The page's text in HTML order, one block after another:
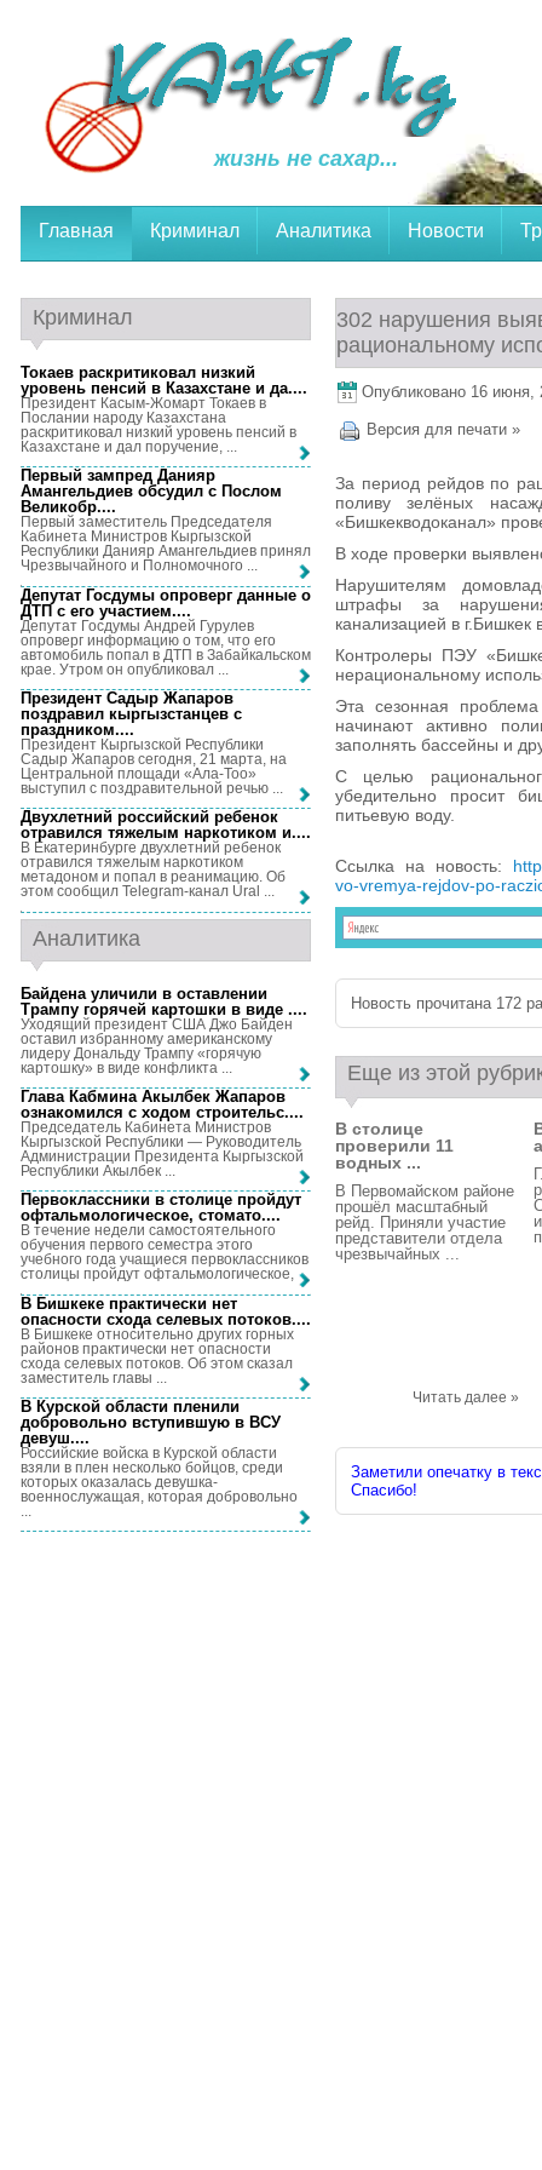
жизнь не сахар...
Главная Криминал Аналитика Новости
302 нарушения
рациональному
Опубликовано 16 июня,
Версия для печати »
За период рейдов по
поливу зелёных
«Бишкекводоканал»
В ходе проверки
Нарушителям
штрафы за
канализацией в
Контролеры ПЭУ
нерациональному
Эта сезонная
начинают активно
заполнять бассейны и
С целью
убедительно просит
питьевую воду.
Ссылка на новость:
vo-vremya-rejdov-po-
Новость прочитана 172
Еще из этой
В столице
проверили 11
водных ...
В Первомайском районе
прошёл масштабный
рейд. Приняли участие
представители отдела
чрезвычайных ...
Читать далее »
Заметили опечатку в
Спасибо!
Криминал
Токаев раскритиковал низкий
уровень пенсий в Казахстане и да....
Президент Касым-Жомарт Токаев в
Послании народу Казахстана
раскритиковал низкий уровень пенсий в
Казахстане и дал поручение, ...
Первый зампред Данияр
Амангельдиев обсудил с Послом
Великобр....
Первый заместитель Председателя
Кабинета Министров Кыргызской
Республики Данияр Амангельдиев принял
Чрезвычайного и Полномочного ...
Депутат Госдумы опроверг данные о
ДТП с его участием....
Депутат Госдумы Андрей Гурулев
опроверг информацию о том, что его
автомобиль попал в ДТП в Забайкальском
крае. Утром он опубликовал ...
Президент Садыр Жапаров
поздравил кыргызстанцев с
праздником....
Президент Кыргызской Республики
Садыр Жапаров сегодня, 21 марта, на
Центральной площади «Ала-Тоо»
выступил с поздравительной речью ...
Двухлетний российский ребенок
отравился тяжелым наркотиком и....
В Екатеринбурге двухлетний ребенок
отравился тяжелым наркотиком
метадоном и попал в реанимацию. Об
этом сообщил Telegram-канал Ural ...
Аналитика
Байдена уличили в оставлении
Трампу горячей картошки в виде ....
Уходящий президент США Джо Байден
оставил избранному американскому
лидеру Дональду Трампу «горячую
картошку» в виде конфликта ...
Глава Кабмина Акылбек Жапаров
ознакомился с ходом строительс....
Председатель Кабинета Министров
Кыргызской Республики — Руководитель
Администрации Президента Кыргызской
Республики Акылбек ...
Первоклассники в столице пройдут
офтальмологическое, стомато....
В течение недели самостоятельного
обучения первого семестра этого
учебного года учащиеся первоклассников
столицы пройдут офтальмологическое, ...
В Бишкеке практически нет
опасности схода селевых потоков....
В Бишкеке относительно других горных
районов практически нет опасности
схода селевых потоков. Об этом сказал
заместитель главы ...
В Курской области пленили
добровольно вступившую в ВСУ
девуш....
Российские войска в Курской области
взяли в плен несколько бойцов, среди
которых оказалась девушка-
военнослужащая, которая добровольно
...